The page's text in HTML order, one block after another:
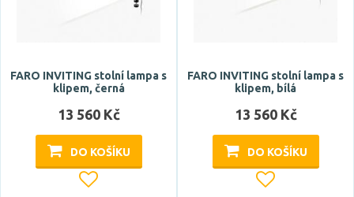
FARO INVITING stolní lampa s
klipem, černá
13 560 Kč
DO KOŠÍKU
FARO INVITING stolní lampa s
klipem, bílá
13 560 Kč
DO KOŠÍKU